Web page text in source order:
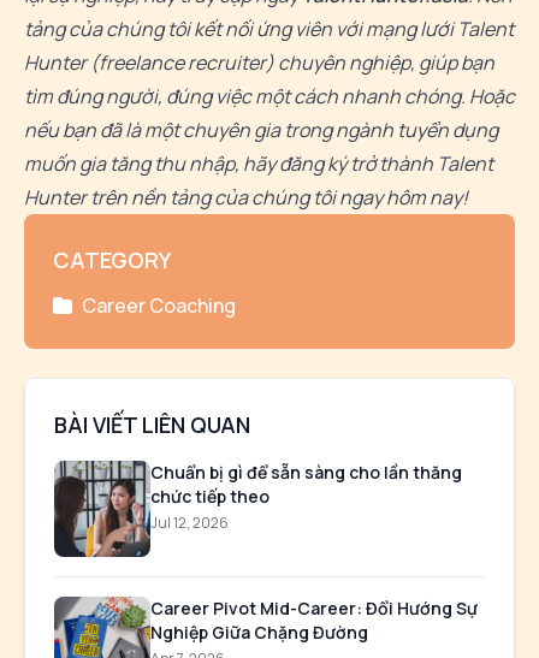
mà là một bước lùi để lấy đà nhảy xa hơn. Đó là hành trình
đòi hỏi lòng dũng cảm, sự chuẩn bị kỹ lưỡng và một tư
duy mở. Đừng để con số 30 giới hạn tiềm năng của bạn.
Với chiến lược đúng đắn, sự kiên trì và việc tận dụng các
kỹ năng chuyển đổi, bạn hoàn toàn có thể xây dựng một
sự nghiệp rực rỡ và ý nghĩa hơn ở bất kỳ giai đoạn nào
của cuộc đời.
Nếu bạn đang tìm kiếm cơ hội việc làm mới hoặc muốn
lại sự nghiệp, hãy truy cập ngay
tảng của chúng tôi kết nối ứng viên với mạng lưới Talent
Hunter (freelance recruiter) chuyên nghiệp, giúp bạn
tìm đúng người, đúng việc một cách nhanh chóng. Hoặc
nếu bạn đã là một chuyên gia trong ngành tuyển dụng
muốn gia tăng thu nhập, hãy đăng ký trở thành Talent
Hunter trên nền tảng của chúng tôi ngay hôm nay!
CATEGORY
Career Coaching